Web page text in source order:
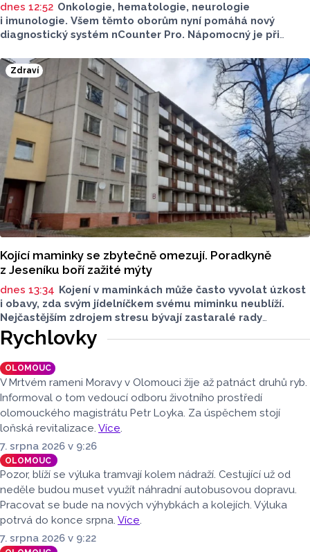
dnes 12:52 Onkologie, hematologie, neurologie
i imunologie. Všem těmto oborům nyní pomáhá nový
diagnostický systém nCounter Pro. Nápomocný je při
nasazení účinné léčby.
Zdraví
Kojící maminky se zbytečně omezují. Poradkyně
z Jeseníku boří zažité mýty
dnes 13:34 Kojení v maminkách může často vyvolat úzkost
i obavy, zda svým jídelníčkem svému miminku neublíží.
Nejčastějším zdrojem stresu bývají zastaralé rady
o nutnosti radikálního omezování jídelníčku, vyhýbání
se nadýmavým potravinám nebo preventivnímu vyřazování
alergenů. Mýty o stravě při kojení boří laktační poradkyně
z Jeseníku.
Rychlovky
OLOMOUC
V Mrtvém rameni Moravy v Olomouci žije až patnáct druhů ryb.
Informoval o tom vedoucí odboru životního prostředí
olomouckého magistrátu Petr Loyka. Za úspěchem stojí
loňská revitalizace. Více.
7. srpna 2026 v 9:26
OLOMOUC
Pozor, blíží se výluka tramvají kolem nádraží. Cestující už od
neděle budou muset využít náhradní autobusovou dopravu.
Pracovat se bude na nových výhybkách a kolejích. Výluka
potrvá do konce srpna. Více.
7. srpna 2026 v 9:22